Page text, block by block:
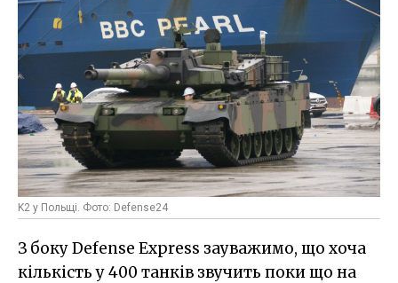
K2 у Польщі. Фото: Defense24
З боку Defense Express зауважимо, що хоча
кількість у 400 танків звучить поки що на